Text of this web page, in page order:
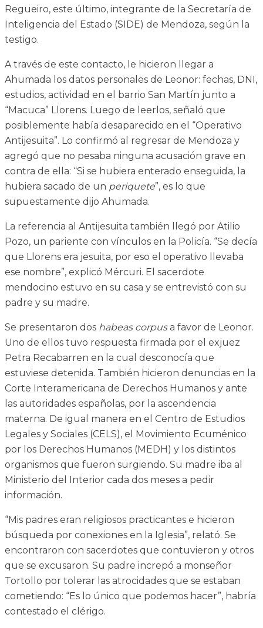
Regueiro, este último, integrante de la Secretaría de
Inteligencia del Estado (SIDE) de Mendoza, según la
testigo.
A través de este contacto, le hicieron llegar a
Ahumada los datos personales de Leonor: fechas, DNI,
estudios, actividad en el barrio San Martín junto a
“Macuca” Llorens. Luego de leerlos, señaló que
posiblemente había desaparecido en el “Operativo
Antijesuita”. Lo confirmó al regresar de Mendoza y
agregó que no pesaba ninguna acusación grave en
contra de ella: “Si se hubiera enterado enseguida, la
hubiera sacado de un periquete”, es lo que
supuestamente dijo Ahumada.
La referencia al Antijesuita también llegó por Atilio
Pozo, un pariente con vínculos en la Policía. “Se decía
que Llorens era jesuita, por eso el operativo llevaba
ese nombre”, explicó Mércuri. El sacerdote
mendocino estuvo en su casa y se entrevistó con su
padre y su madre.
Se presentaron dos habeas corpusa favor de Leonor.
Uno de ellos tuvo respuesta firmada por el exjuez
Petra Recabarren en la cual desconocía que
estuviese detenida. También hicieron denuncias en la
Corte Interamericana de Derechos Humanos y ante
las autoridades españolas, por la ascendencia
materna. De igual manera en el Centro de Estudios
Legales y Sociales (CELS), el Movimiento Ecuménico
por los Derechos Humanos (MEDH) y los distintos
organismos que fueron surgiendo. Su madre iba al
Ministerio del Interior cada dos meses a pedir
información.
“Mis padres eran religiosos practicantes e hicieron
búsqueda por conexiones en la Iglesia”, relató. Se
encontraron con sacerdotes que contuvieron y otros
que se excusaron. Su padre increpó a monseñor
Tortollo por tolerar las atrocidades que se estaban
cometiendo: “Es lo único que podemos hacer”, habría
contestado el clérigo.